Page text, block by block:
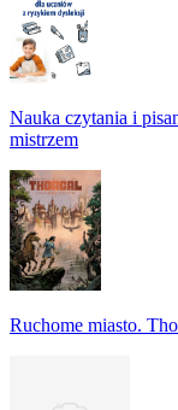
Nauka czytania i
mistrzem
Ruchome miasto.